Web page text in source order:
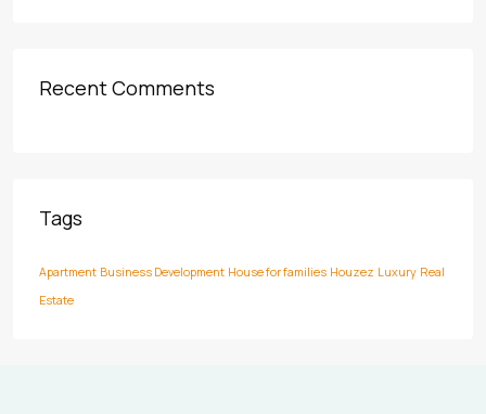
Recent Comments
Tags
Apartment Business Development House for families Houzez Luxury Real
Estate